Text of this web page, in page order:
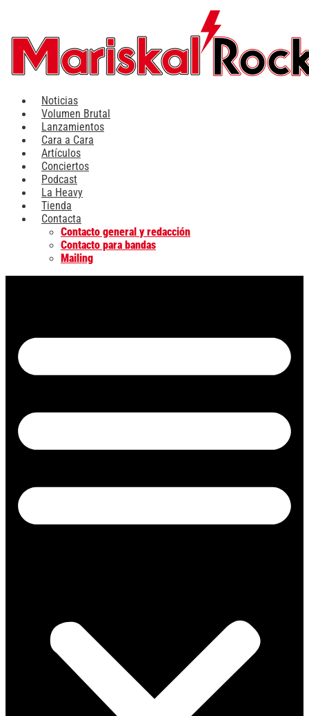
contenido
Noticias
Volumen Brutal
Lanzamientos
Cara a Cara
Artículos
Conciertos
Podcast
La Heavy
Tienda
Contacta
Contacto general y redacción
Contacto para bandas
Mailing